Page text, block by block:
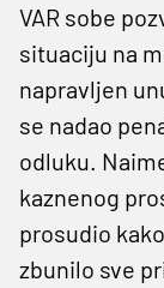
VAR sobe
situaciju na
napravljen
se nadao
odluku.
kaznenog
prosudio
zbunilo sve